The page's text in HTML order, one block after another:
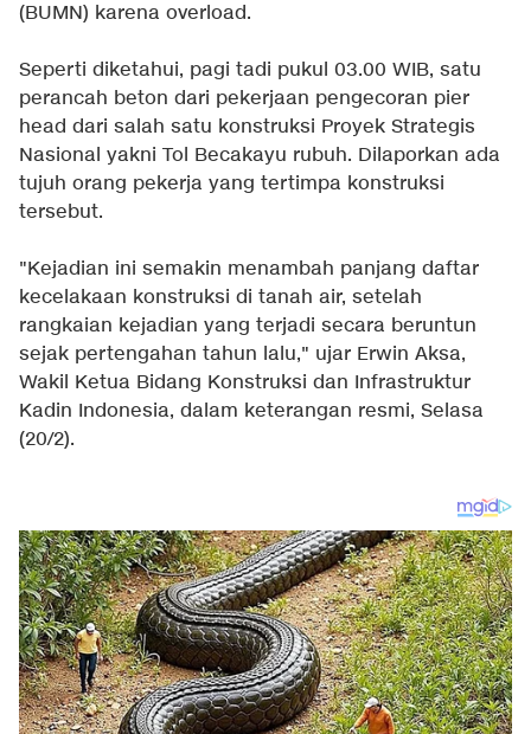
(BUMN) karena overload.
Seperti diketahui, pagi tadi pukul 03.00 WIB, satu
perancah beton dari pekerjaan pengecoran pier
head dari salah satu konstruksi Proyek Strategis
Nasional yakni Tol Becakayu rubuh. Dilaporkan ada
tujuh orang pekerja yang tertimpa konstruksi
tersebut.
"Kejadian ini semakin menambah panjang daftar
kecelakaan konstruksi di tanah air, setelah
rangkaian kejadian yang terjadi secara beruntun
sejak pertengahan tahun lalu," ujar Erwin Aksa,
Wakil Ketua Bidang Konstruksi dan Infrastruktur
Kadin Indonesia, dalam keterangan resmi, Selasa
(20/2).